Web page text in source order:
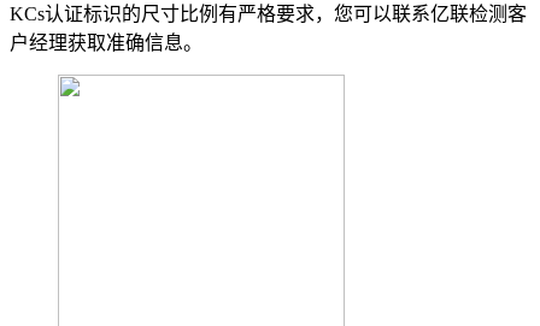
KCs认证标识的尺寸比例有严格要求，您可以联系亿联检测客
户经理获取准确信息。